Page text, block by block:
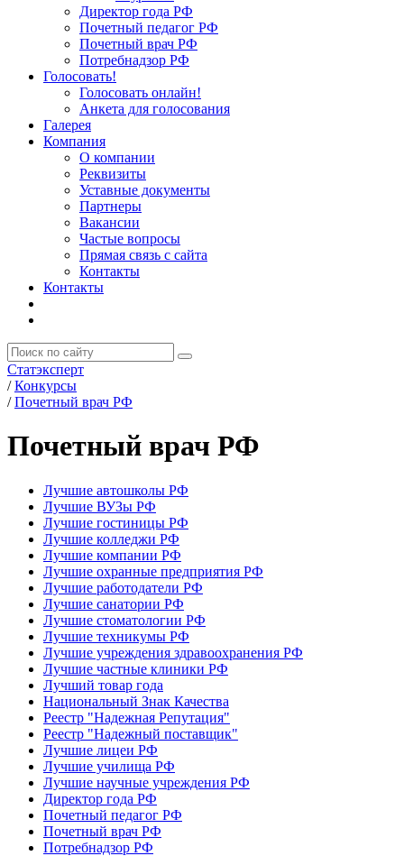
Директор года РФ
Почетный педагог РФ
Почетный врач РФ
Потребнадзор РФ
Голосовать!
Голосовать онлайн!
Анкета для голосования
Галерея
Компания
О компании
Реквизиты
Уставные документы
Партнеры
Вакансии
Частые вопросы
Прямая связь с сайта
Контакты
Контакты
Статэксперт
/ Конкурсы
/ Почетный врач РФ
Почетный врач РФ
Лучшие автошколы РФ
Лучшие ВУЗы РФ
Лучшие гостиницы РФ
Лучшие колледжи РФ
Лучшие компании РФ
Лучшие охранные предприятия РФ
Лучшие работодатели РФ
Лучшие санатории РФ
Лучшие стоматологии РФ
Лучшие техникумы РФ
Лучшие учреждения здравоохранения РФ
Лучшие частные клиники РФ
Лучший товар года
Национальный Знак Качества
Реестр "Надежная Репутация"
Реестр "Надежный поставщик"
Лучшие лицеи РФ
Лучшие училища РФ
Лучшие научные учреждения РФ
Директор года РФ
Почетный педагог РФ
Почетный врач РФ
Потребнадзор РФ